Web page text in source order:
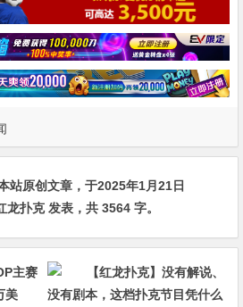
站原创文章，于2025年1月21日
龙扑克发表，共 3564 字。